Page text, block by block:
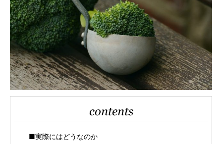
contents
■実際にはどうなのか